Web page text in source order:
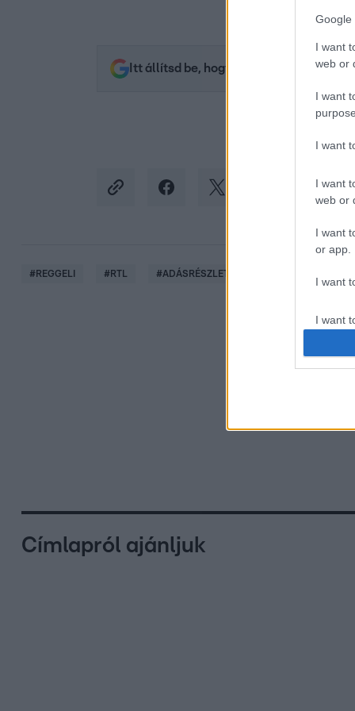
Google
I want
web or
I want
I want
I want
web or
I want
or app.
I want
I want
Itt állítsd be, hogy az RTL.hu az elsők
#REGGELI #RTL #ADÁSRÉSZLETEK
Címlapról ajánljuk